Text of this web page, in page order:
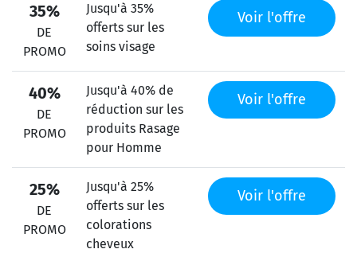
35%
DE
PROMO
Jusqu'à 35%
offerts sur les
soins visage
Voir l'offre
40%
DE
PROMO
Jusqu'à 40% de
réduction sur les
produits Rasage
pour Homme
Voir l'offre
25%
DE
PROMO
Jusqu'à 25%
offerts sur les
colorations
cheveux
Voir l'offre